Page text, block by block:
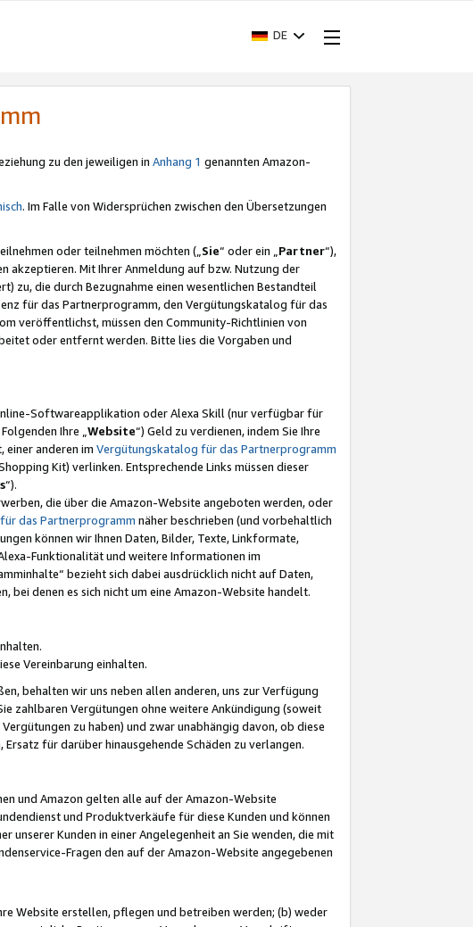
DE
zu den jeweiligen in Anhang 1 genannten Amazon-
. Im Falle von Widersprüchen zwischen den Übersetzungen
oder teilnehmen möchten („Sie“ oder ein „Partner“),
akzeptieren. Mit Ihrer Anmeldung auf bzw. Nutzung der
zu, die durch Bezugnahme einen wesentlichen Bestandteil
für das Partnerprogramm, den Vergütungskatalog für das
veröffentlichst, müssen den Community-Richtlinien von
oder entfernt werden. Bitte lies die Vorgaben und
Softwareapplikation oder Alexa Skill (nur verfügbar für
Ihre „ Website“) Geld zu verdienen, indem Sie Ihre
einer anderen im Vergütungskatalog für das Partnerprogramm
Kit) verlinken. Entsprechende Links müssen dieser
“).
die über die Amazon-Website angeboten werden, oder
das Partnerprogramm näher beschrieben (und vorbehaltlich
können wir Ihnen Daten, Bilder, Texte, Linkformate,
Funktionalität und weitere Informationen im
bezieht sich dabei ausdrücklich nicht auf Daten,
denen es sich nicht um eine Amazon-Website handelt.
Vereinbarung einhalten.
behalten wir uns neben allen anderen, uns zur Verfügung
zahlbaren Vergütungen ohne weitere Ankündigung (soweit
zu haben) und zwar unabhängig davon, ob diese
für darüber hinausgehende Schäden zu verlangen.
und Amazon gelten alle auf der Amazon-Website
und Produktverkäufe für diese Kunden und können
unserer Kunden in einer Angelegenheit an Sie wenden, die mit
Fragen den auf der Amazon-Website angegebenen
Website erstellen, pflegen und betreiben werden; (b) weder